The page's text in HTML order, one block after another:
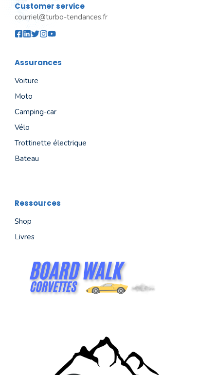
Customer service
courriel@turbo-tendances.fr
Assurances
Voiture
Moto
Camping-car
Vélo
Trottinette électrique
Bateau
Ressources
Shop
Livres